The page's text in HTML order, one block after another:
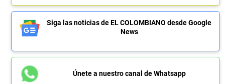
Siga las noticias de EL COLOMBIANO desde Google
News
Únete a nuestro canal de Whatsapp